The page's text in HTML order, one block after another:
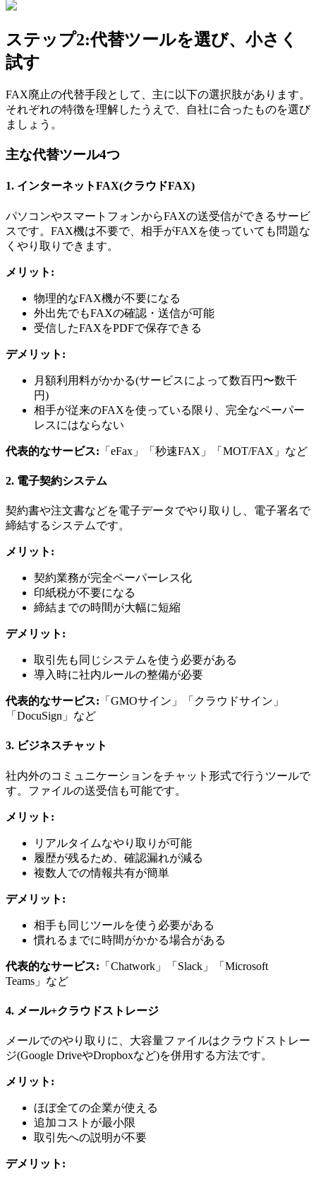
ステップ2:代替ツールを選び、小さく
試す
FAX廃止の代替手段として、主に以下の選択肢があります。
それぞれの特徴を理解したうえで、自社に合ったものを選び
ましょう。
主な代替ツール4つ
1. インターネットFAX(クラウドFAX)
パソコンやスマートフォンからFAXの送受信ができるサービ
スです。FAX機は不要で、相手がFAXを使っていても問題な
くやり取りできます。
メリット:
物理的なFAX機が不要になる
外出先でもFAXの確認・送信が可能
受信したFAXをPDFで保存できる
デメリット:
月額利用料がかかる(サービスによって数百円〜数千
円)
相手が従来のFAXを使っている限り、完全なペーパー
レスにはならない
代表的なサービス: 「eFax」「秒速FAX」「MOT/FAX」など
2. 電子契約システム
契約書や注文書などを電子データでやり取りし、電子署名で
締結するシステムです。
メリット:
契約業務が完全ペーパーレス化
印紙税が不要になる
締結までの時間が大幅に短縮
デメリット:
取引先も同じシステムを使う必要がある
導入時に社内ルールの整備が必要
代表的なサービス: 「GMOサイン」「クラウドサイン」
「DocuSign」など
3. ビジネスチャット
社内外のコミュニケーションをチャット形式で行うツールで
す。ファイルの送受信も可能です。
メリット:
リアルタイムなやり取りが可能
履歴が残るため、確認漏れが減る
複数人での情報共有が簡単
デメリット:
相手も同じツールを使う必要がある
慣れるまでに時間がかかる場合がある
代表的なサービス: 「Chatwork」「Slack」「Microsoft
Teams」など
4. メール+クラウドストレージ
メールでのやり取りに、大容量ファイルはクラウドストレー
ジ(Google DriveやDropboxなど)を併用する方法です。
メリット:
ほぼ全ての企業が使える
追加コストが最小限
取引先への説明が不要
デメリット: